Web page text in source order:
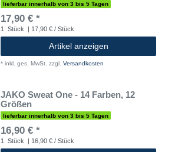
lieferbar innerhalb von 3 bis 5 Tagen
17,90 € *
1 Stück | 17,90 € / Stück
Artikel anzeigen
* inkl. ges. MwSt. zzgl. Versandkosten
JAKO Sweat One - 14 Farben, 12
Größen
lieferbar innerhalb von 3 bis 5 Tagen
16,90 € *
1 Stück | 16,90 € / Stück